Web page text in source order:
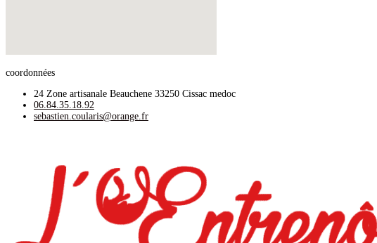
coordonnées
24 Zone artisanale Beauchene 33250 Cissac medoc
06.84.35.18.92
sebastien.coularis@orange.fr